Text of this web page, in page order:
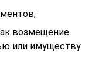
возмещение
или имуществу